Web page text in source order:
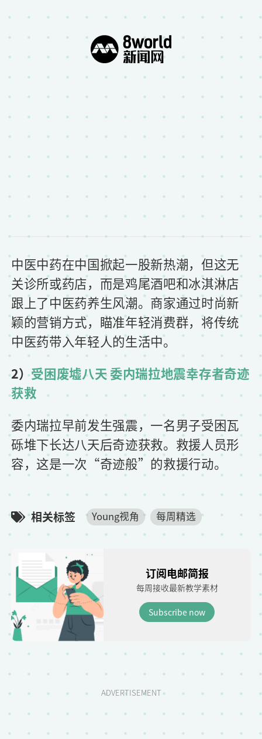
中医中药在中国掀起一股新热潮，但这无
关诊所或药店，而是鸡尾酒吧和冰淇淋店
跟上了中医药养生风潮。商家通过时尚新
颖的营销方式，瞄准年轻消费群，将传统
中医药带入年轻人的生活中。
2）受困废墟八天 委内瑞拉地震幸存者奇迹
获救
委内瑞拉早前发生强震，一名男子受困瓦
砾堆下长达八天后奇迹获救。救援人员形
容，这是一次“奇迹般”的救援行动。
相关标签 Young视角 每周精选
订阅电邮简报
每周接收最新教学素材
Subscribe now
ADVERTISEMENT